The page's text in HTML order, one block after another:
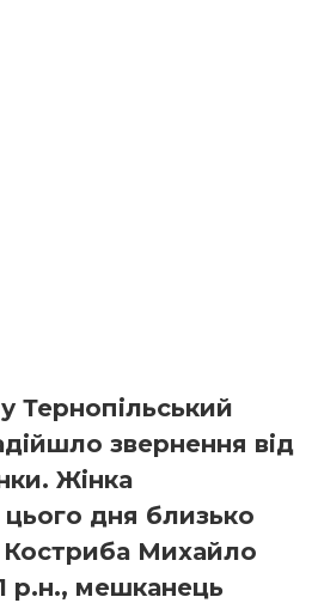
Тернопільський
звернення від
Жінка
дня близько
Костриба Михайло
р.н., мешканець